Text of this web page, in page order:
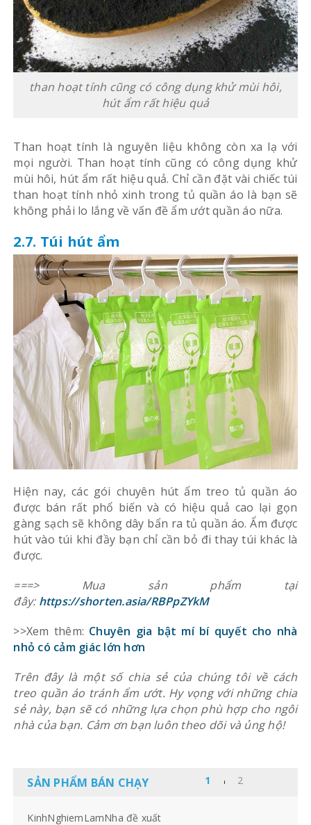
than hoạt tính cũng có công dụng khử mùi hôi,
hút ẩm rất hiệu quả
Than hoạt tính là nguyên liệu không còn xa lạ với
mọi người. Than hoạt tính cũng có công dụng khử
mùi hôi, hút ẩm rất hiệu quả. Chỉ cần đặt vài chiếc túi
than hoạt tính nhỏ xinh trong tủ quần áo là bạn sẽ
không phải lo lắng về vấn đề ẩm ướt quần áo nữa.
2.7. Túi hút ẩm
Hiện nay, các gói chuyên hút ẩm treo tủ quần áo
được bán rất phổ biến và có hiệu quả cao lại gọn
gàng sạch sẽ không dây bẩn ra tủ quần áo. Ẩm được
hút vào túi khi đầy bạn chỉ cần bỏ đi thay túi khác là
được.
===> Mua sản phẩm tại
đây: https://shorten.asia/RBPpZYkM
>>Xem thêm: Chuyên gia bật mí bí quyết cho nhà
nhỏ có cảm giác lớn hơn
Trên đây là một số chia sẻ của chúng tôi về cách
treo quần áo tránh ẩm ướt. Hy vọng với những chia
sẻ này, bạn sẽ có những lựa chọn phù hợp cho ngôi
nhà của bạn. Cảm ơn bạn luôn theo dõi và ủng hộ!
SẢN PHẨM BÁN CHẠY
KinhNghiemLamNha đề xuất